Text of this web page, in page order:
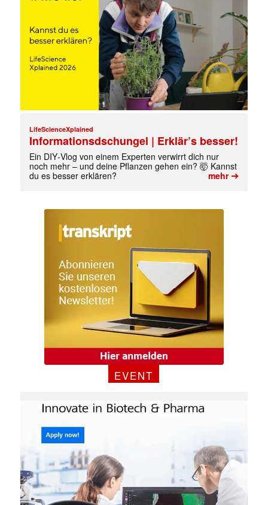
Mit dem |transkript-Newsletter
jede Woche aktuell informiert.
E-
LifeScienceXplained
Informationsdschungel | Erklär’s besser!
Ein DIY‑Vlog von einem Experten verwirrt dich nur
noch mehr – und deine Pflanzen gehen ein? 🤯 Kannst
du es besser erklären?
mehr➔
EVENT